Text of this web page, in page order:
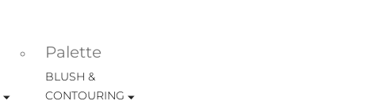
Palette
BLUSH &
CONTOURING